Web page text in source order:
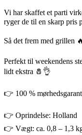
Vi har skaffet et parti
ryger de til en skarp
Så det frem med
Perfekt til weekendens
lidt ekstra 🧂👌
👉 100 %
👉 Oprindelse: Holland
👉 Vægt: ca. 0,8 – 1,3